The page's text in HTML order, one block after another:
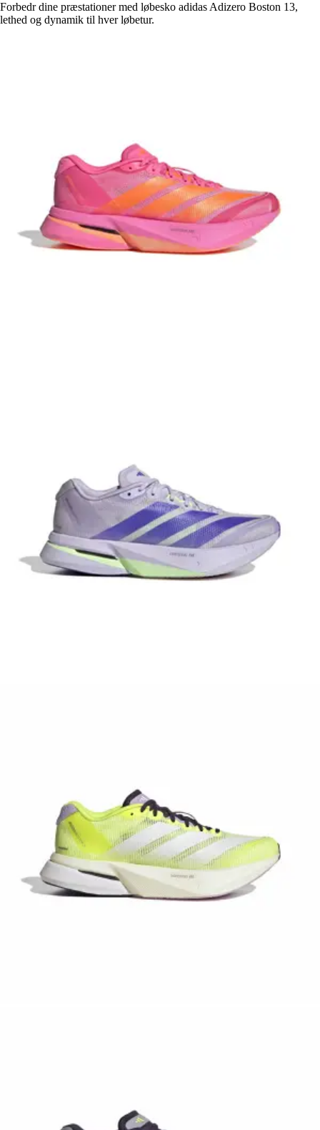
Forbedr dine præstationer med løbesko adidas Adizero Boston 13,
lethed og dynamik til hver løbetur.